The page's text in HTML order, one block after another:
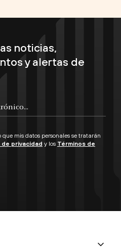
noticias,
y alertas de
mis datos personales se tratarán
de privacidad y los Términos de